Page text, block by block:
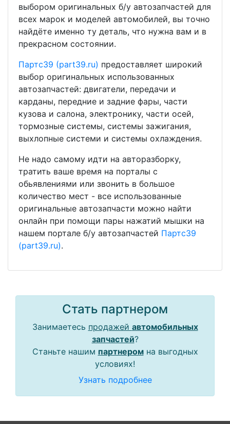
выбором оригинальных б/у автозапчастей для
всех марок и моделей автомобилей, вы точно
найдёте именно ту деталь, что нужна вам и в
прекрасном состоянии.
Партс39 (part39.ru) предоставляет широкий
выбор оригинальных использованных
автозапчастей: двигатели, передачи и
карданы, передние и задние фары, части
кузова и салона, электронику, части осей,
тормозные системы, системы зажигания,
выхлопные системи и системы охлаждения.
Не надо самому идти на авторазборку,
тратить ваше время на порталы с
обьявлениями или звонить в большое
количество мест - все использованные
оригинальные автозапчасти можно найти
онлайн при помощи пары нажатий мышки на
нашем портале б/у автозапчастей Партс39
(part39.ru).
Стать партнером
Занимаетесь продажей автомобильных
запчастей?
Станьте нашим партнеромна выгодных
условиях!
Узнать подробнее